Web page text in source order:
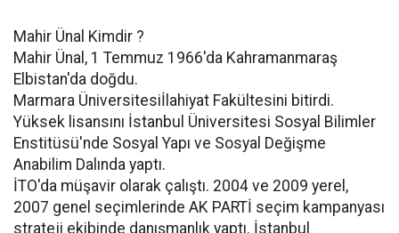
Mahir Ünal Kimdir ?
Mahir Ünal, 1 Temmuz 1966′da Kahramanmaraş
Elbistan'da doğdu.
Marmara Üniversitesiİlahiyat Fakültesini bitirdi.
Yüksek lisansını İstanbul Üniversitesi Sosyal Bilimler
Enstitüsü'nde Sosyal Yapı ve Sosyal Değişme
Anabilim Dalında yaptı.
İTO'da müşavir olarak çalıştı. 2004 ve 2009 yerel,
2007 genel seçimlerinde AK PARTİ seçim kampanyası
strateji ekibinde danışmanlık yaptı. İstanbul